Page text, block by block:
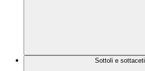
Sottoli e sottaceti